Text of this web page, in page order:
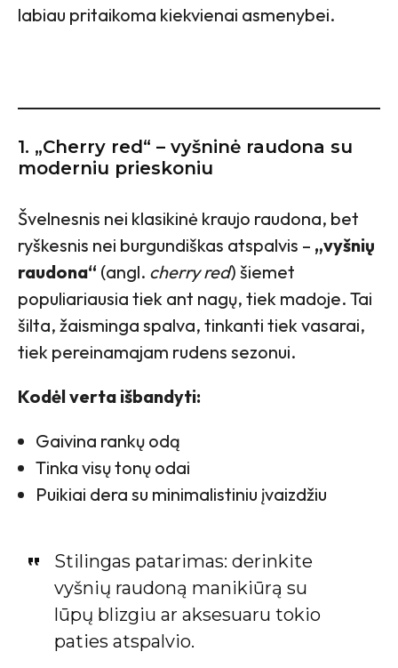
labiau pritaikoma kiekvienai asmenybei.
1. „Cherry red“ – vyšninė raudona su
moderniu prieskoniu
Švelnesnis nei klasikinė kraujo raudona, bet
ryškesnis nei burgundiškas atspalvis – „vyšnių
raudona“ (angl. cherry red) šiemet
populiariausia tiek ant nagų, tiek madoje. Tai
šilta, žaisminga spalva, tinkanti tiek vasarai,
tiek pereinamajam rudens sezonui.
Kodėl verta išbandyti:
Gaivina rankų odą
Tinka visų tonų odai
Puikiai dera su minimalistiniu įvaizdžiu
Stilingas patarimas: derinkite
vyšnių raudoną manikiūrą su
lūpų blizgiu ar aksesuaru tokio
paties atspalvio.